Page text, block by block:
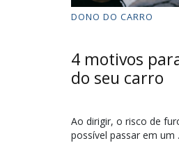
DONO DO CARRO
4 motivos
do seu carro
Ao dirigir, o risco de
possível passar em um